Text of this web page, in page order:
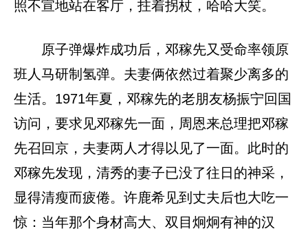
照不宣地站在客厅，拄着拐杖，哈哈大笑。
原子弹爆炸成功后，邓稼先又受命率领原
班人马研制氢弹。夫妻俩依然过着聚少离多的
生活。1971年夏，邓稼先的老朋友杨振宁回国
访问，要求见邓稼先一面，周恩来总理把邓稼
先召回京，夫妻两人才得以见了一面。此时的
邓稼先发现，清秀的妻子已没了往日的神采，
显得清瘦而疲倦。许鹿希见到丈夫后也大吃一
惊：当年那个身材高大、双目炯炯有神的汉